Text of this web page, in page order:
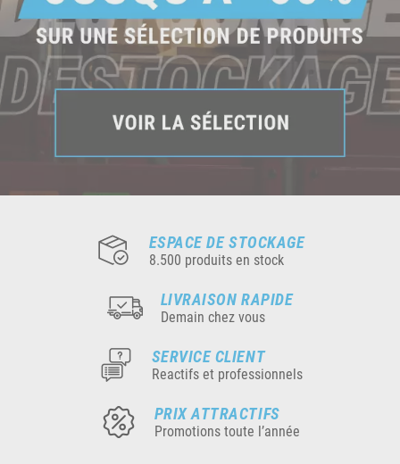
ESPACE DE STOCKAGE
8.500 produits en stock
LIVRAISON RAPIDE
Demain chez vous
SERVICE CLIENT
Reactifs et professionnels
PRIX ATTRACTIFS
Promotions toute l’année